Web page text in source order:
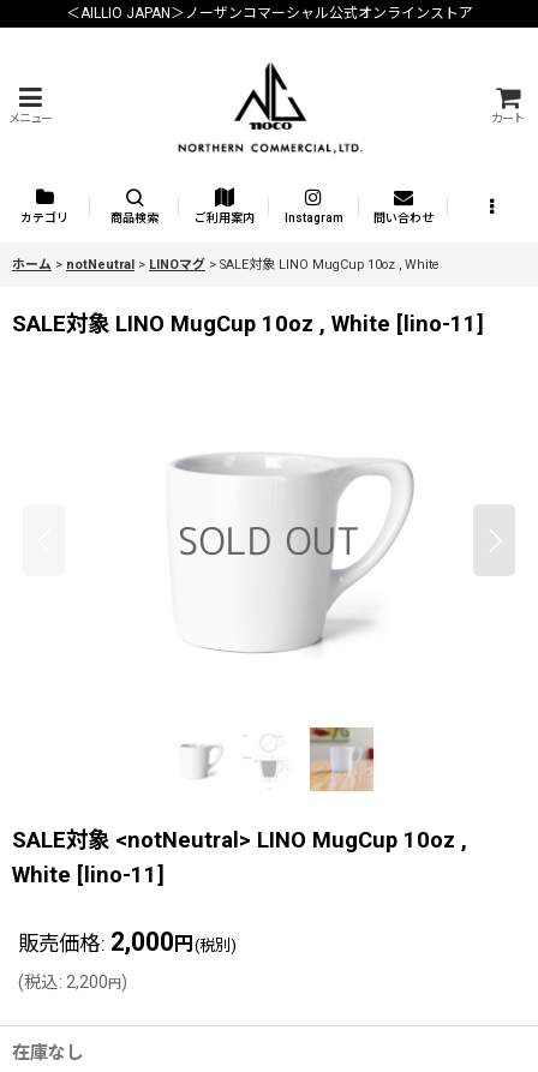
＜AILLIO JAPAN＞ノーザンコマーシャル公式オンラインストア
メニュー カート
カテゴリ 商品検索 ご利用案内 Instagram 問い合わせ
ホーム > notNeutral > LINOマグ > SALE対象 LINO MugCup 10oz , White
SALE対象 LINO MugCup 10oz , White [lino-11]
SALE対象 <notNeutral> LINO MugCup 10oz ,
White [lino-11]
販売価格: 2,000 円 (税別)
(税込: 2,200円)
在庫なし